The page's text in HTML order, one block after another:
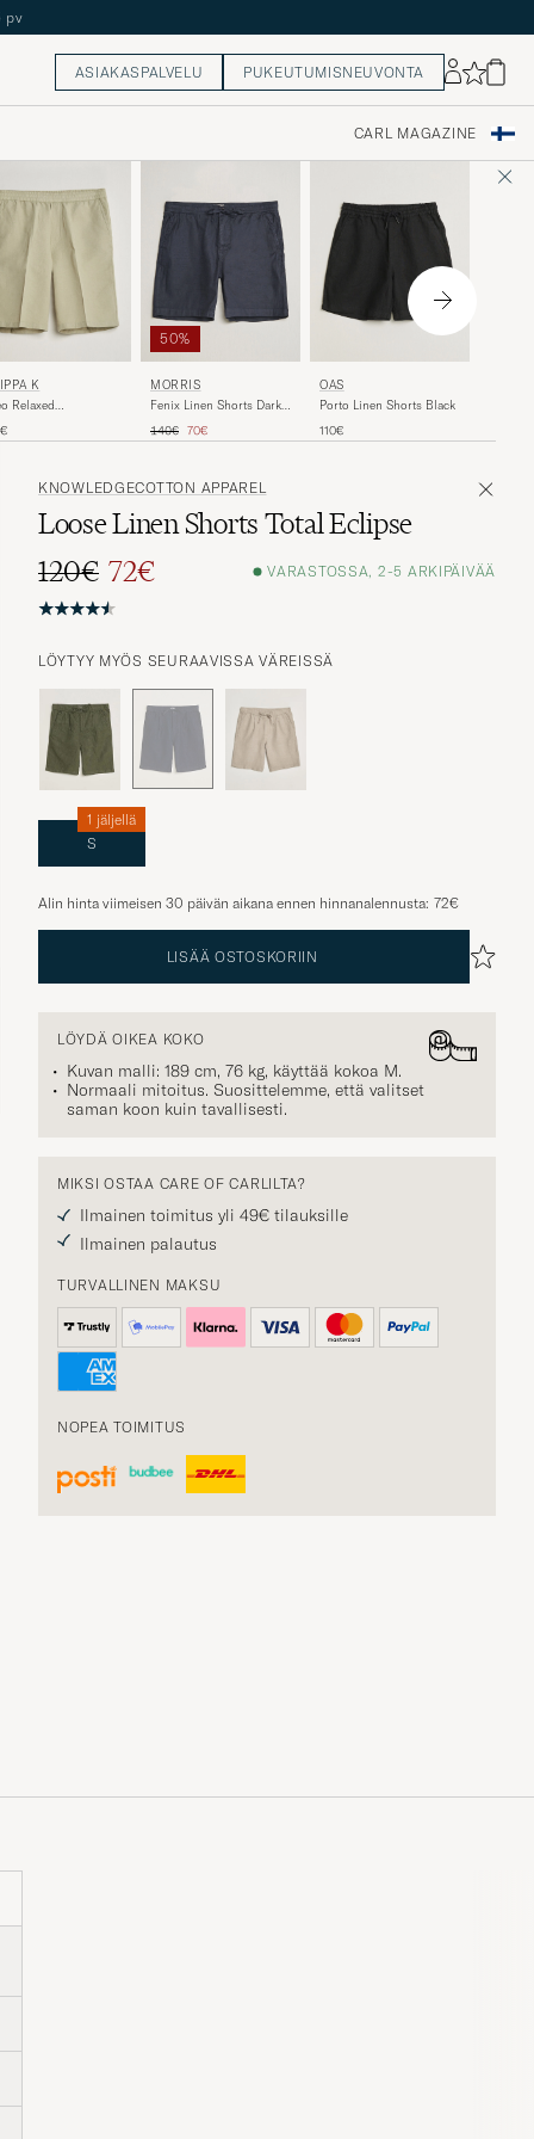
ASIAKASPALVELU PUKEUTUMISNEUVONTA
CARL MAGAZINE
K
Relaxed
Light Green
50%
MORRIS
Fenix Linen Shorts Dark
Tavallinen hinta
140€ Alennettu hinta
70€
OAS
Porto Linen Shorts Black
110€
KNOWLEDGECOTTON APPAREL
Loose Linen Shorts Total Eclipse
120€ 72€ VARASTOSSA, 2-5 ARKIPÄIVÄÄ
LÖYTYY MYÖS SEURAAVISSA VÄREISSÄ
S
1 jäljellä
Alin hinta viimeisen 30 päivän aikana ennen hinnanalennusta: 72€
LISÄÄ OSTOSKORIIN
LÖYDÄ OIKEA KOKO
Kuvan malli: 189 cm, 76 kg, käyttää kokoa M.
Normaali mitoitus. Suosittelemme, että valitset
saman koon kuin tavallisesti.
MIKSI OSTAA CARE OF CARLILTA?
Ilmainen toimitus yli 49€ tilauksille
Ilmainen palautus
TURVALLINEN MAKSU
NOPEA TOIMITUS